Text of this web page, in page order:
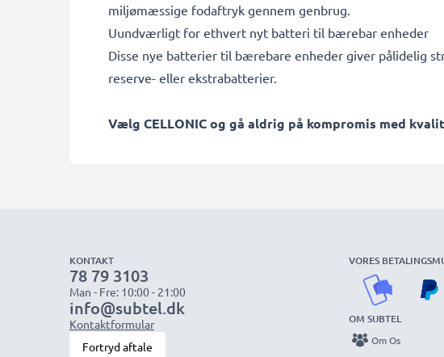
miljømæssige fodaftryk gennem genbrug.
Uundværligt for ethvert nyt batteri til bærebar enheder
Disse nye batterier til bærebare enheder giver pålidelig
reserve- eller ekstrabatterier.
Vælg CELLONIC og gå aldrig på kompromis med
KONTAKT
78 79 3103
Man - Fre: 10:00 - 21:00
info@subtel.dk
Kontaktformular
Fortryd aftale
VORES
OM SUBTEL
Om Os